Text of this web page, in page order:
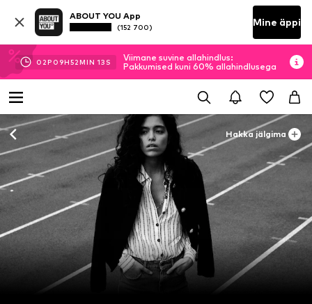
ABOUT YOU App
(152 700) Mine äppi
02P 09H52MIN 12 S
Viimane suvine allahindlus:
Pakkumised kuni 60% allahindlusega
Hakka jälgima